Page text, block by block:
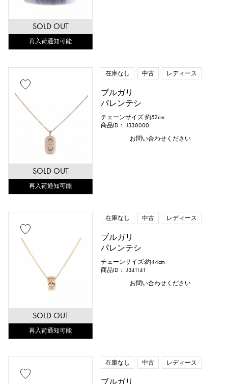
SOLD OUT
再入荷通知可能
SOLD OUT
再入荷通知可能
在庫なし 中古 レディース
ブルガリ
パレンテシ
チェーンサイズ:約52cm
商品ID： J338000
お問い合わせください
SOLD OUT
再入荷通知可能
在庫なし 中古 レディース
ブルガリ
パレンテシ
チェーンサイズ:約44cm
商品ID： J341141
お問い合わせください
在庫なし 中古 レディース
ブルガリ